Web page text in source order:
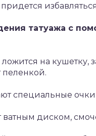
татуажа с
на кушетку,
специальные
ватным диском,